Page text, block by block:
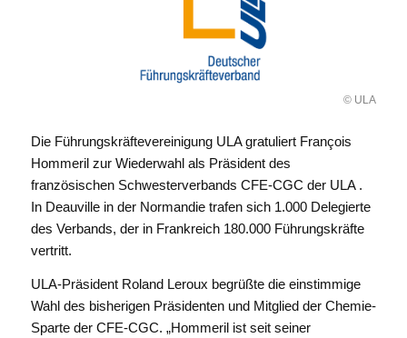
© ULA
Die Führungskräftevereinigung ULA gratuliert François
Hommeril zur Wiederwahl als Präsident des
französischen Schwesterverbands CFE-CGC der ULA .
In Deauville in der Normandie trafen sich 1.000 Delegierte
des Verbands, der in Frankreich 180.000 Führungskräfte
vertritt.
ULA-Präsident Roland Leroux begrüßte die einstimmige
Wahl des bisherigen Präsidenten und Mitglied der Chemie-
Sparte der CFE-CGC. „Hommeril ist seit seiner